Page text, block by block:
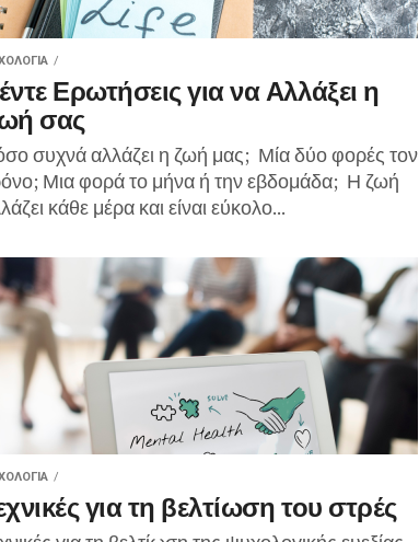
Ερωτήσεις για να Αλλάξει η
σας
συχνά αλλάζει η ζωή μας; Μία δύο φορές τον
Μια φορά το μήνα ή την εβδομάδα; Η ζωή
κάθε μέρα και είναι εύκολο...
για τη βελτίωση του στρές